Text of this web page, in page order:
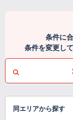
条件に
条件を変更し
同エリアから探す